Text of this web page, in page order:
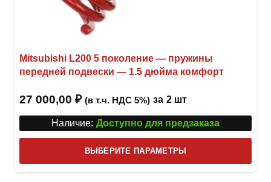
Mitsubishi L200 5 поколение — пружины
передней подвески — 1.5 дюйма комфорт
27 000,00 ₽ (в т.ч. НДС 5%) за 2 шт
Наличие: Доступно для предзаказа
ВЫБЕРИТЕ ПАРАМЕТРЫ
товар